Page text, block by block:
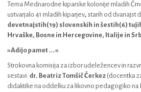
Tema Mednarodne kiparske kolonije mladih
ustvarjalo 41 mladih kiparjev, starih od dvanajst
devetnajstih(19) slovenskih in šestih(6)
Hrvaške, Bosne in Hercegovine, Italije in
»Adijo pamet ...«.
Strokovna komisija za izbor udeležencev in
sestavi: dr. Beatriz Tomšič Čerkez (docentka
didaktike na oddelku za likovno pedagogiko na